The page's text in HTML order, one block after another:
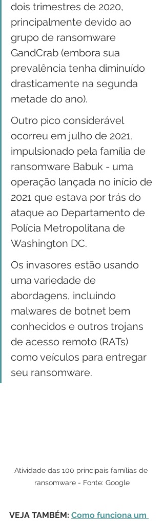
dois trimestres de 2020,
principalmente devido ao
grupo de ransomware
GandCrab (embora sua
prevalência tenha diminuído
drasticamente na segunda
metade do ano).
Outro pico considerável
ocorreu em julho de 2021,
impulsionado pela família de
ransomware Babuk - uma
operação lançada no início de
2021 que estava por trás do
ataque ao Departamento de
Polícia Metropolitana de
Washington DC.
Os invasores estão usando
uma variedade de
abordagens, incluindo
malwares de botnet bem
conhecidos e outros trojans
de acesso remoto (RATs)
como veículos para entregar
seu ransomware.
Atividade das 100 principais famílias de
ransomware - Fonte: Google
VEJA TAMBÉM: Como funciona um